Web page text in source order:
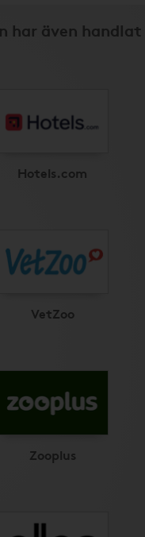
har även handlat
Hotels.com
VetZoo
Zooplus